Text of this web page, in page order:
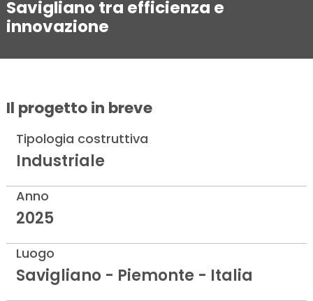
Savigliano tra efficienza e
innovazione
Il progetto in breve
Tipologia costruttiva
Industriale
Anno
2025
Luogo
Savigliano - Piemonte - Italia